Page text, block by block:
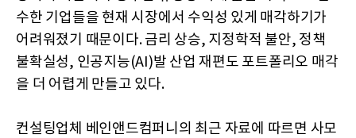
수한 기업들을 현재 시장에서 수익성 있게 매각하기가
어려워졌기 때문이다. 금리 상승, 지정학적 불안, 정책
불확실성, 인공지능(AI)발 산업 재편도 포트폴리오 매각
을 더 어렵게 만들고 있다.
컨설팅업체 베인앤드컴퍼니의 최근 자료에 따르면 사모